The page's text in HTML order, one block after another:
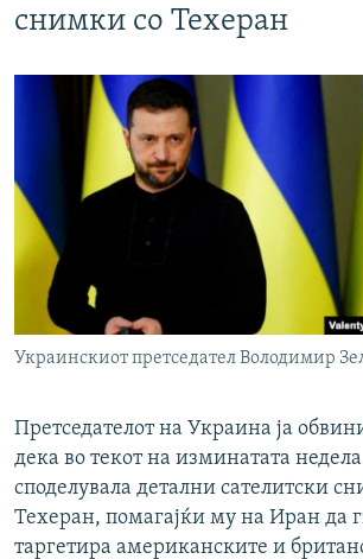
снимки со Техеран
Украинскиот претседател Володимир
Претседателот на Украина ја
дека во текот на изминатата недела
споделувала детални сателитски
Техеран, помагајќи му на Иран да
таргетира американските и